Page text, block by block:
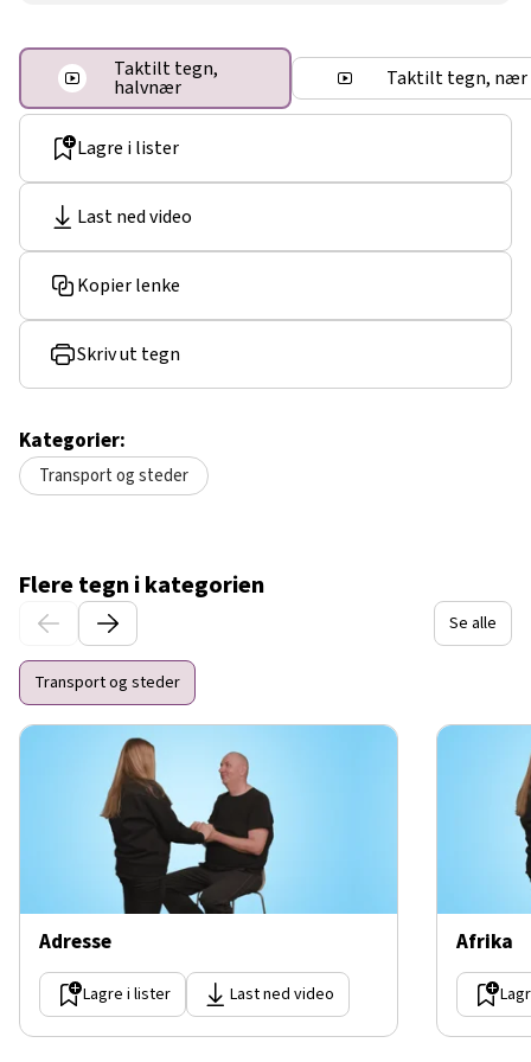
Lagre i lister
Last ned video
Kopier lenke
Skriv ut tegn
Kategorier:
Transport og steder
Taktilt tegn,
halvnær Taktilt tegn, nær
Flere tegn i kategorien
Se alle
Transport og steder
Adresse
Lagre i lister Last ned video
Afrika